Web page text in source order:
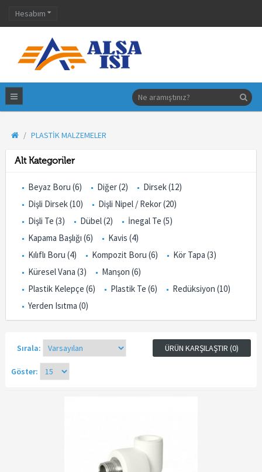
Hesabım
PLASTIK MALZEMELER
Alt Kategoriler
Beyaz Boru (6) Diğer (2)
Dirsek (12)
Dişli Dirsek (10)
Dişli Nipel / Rekor (20)
Dişli Te (3)
Dübel (2)
İnegal Te (5)
Kapama Başlığı (6)
Kavis (4)
Kılıflı Boru (4)
Kompozit Boru (6)
Kör Tapa (3)
Küresel Vana (3)
Manşon (6)
Plastik Kelepçe (6)
Plastik Te (6)
Redüksiyon (10)
Yerden Isıtma (0)
ÜRÜN KARŞILAŞTIR (0)
Sırala:
Göster: